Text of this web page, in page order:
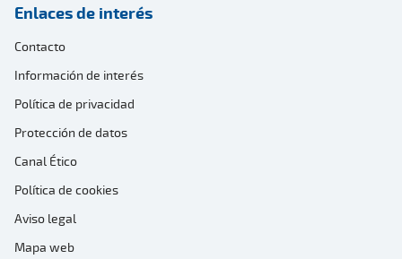
Enlaces de interés
Contacto
Información de interés
Política de privacidad
Protección de datos
Canal Ético
Política de cookies
Aviso legal
Mapa web